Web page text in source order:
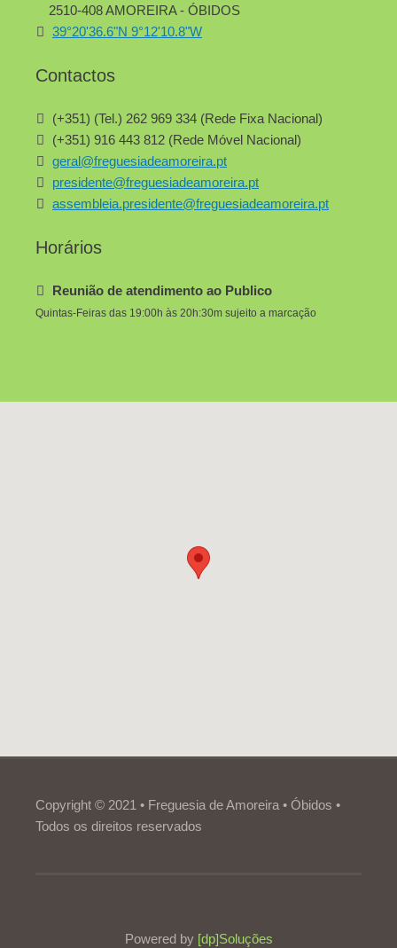
2510-408 AMOREIRA - ÓBIDOS
39°20'36.6"N 9°12'10.8"W
Contactos
(+351) (Tel.) 262 969 334 (Rede Fixa Nacional)
(+351) 916 443 812 (Rede Móvel Nacional)
geral@freguesiadeamoreira.pt
presidente@freguesiadeamoreira.pt
assembleia.presidente@freguesiadeamoreira.pt
Horários
Reunião de atendimento ao Publico
Quintas-Feiras das 19:00h às 20h:30m sujeito a marcação
Copyright © 2021 • Freguesia de Amoreira • Óbidos •
Todos os direitos reservados
Powered by [dp]Soluções